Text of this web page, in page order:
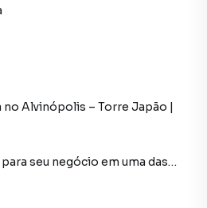
Alvinópolis – Torre Japão |
seu negócio em uma das